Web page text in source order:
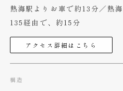
熱海駅よりお車で約13分／熱
135経由で、約15分
アクセス詳細はこちら
構造